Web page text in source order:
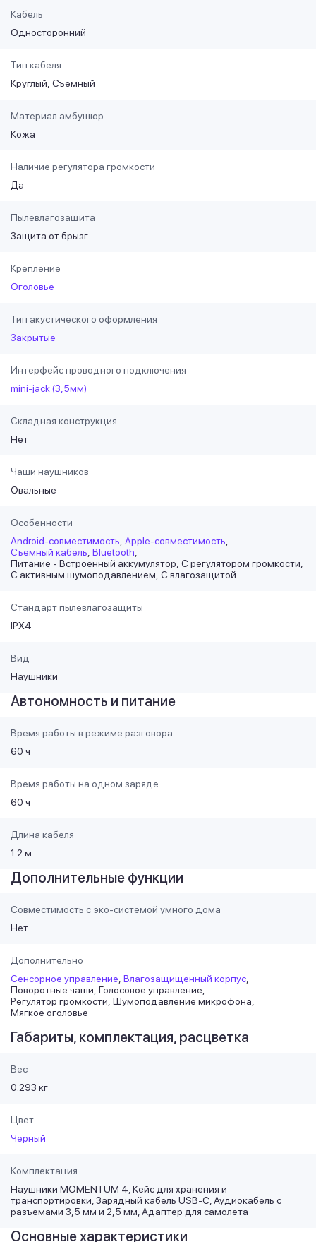
Кабель
Односторонний
Тип кабеля
Круглый Съемный
Материал амбушюр
Кожа
Наличие регулятора громкости
Да
Пылевлагозащита
Защита от брызг
Крепление
Оголовье
Тип акустического оформления
Закрытые
Интерфейс проводного подключения
mini-jack (3,5мм)
Складная конструкция
Нет
Чаши наушников
Овальные
Особенности
Android-совместимость Apple-совместимость
Съемный кабель Bluetooth
Питание - Встроенный аккумулятор С регулятором громкости
С активным шумоподавлением С влагозащитой
Стандарт пылевлагозащиты
IPX4
Вид
Наушники
Автономность и питание
Время работы в режиме разговора
60 ч
Время работы на одном заряде
60 ч
Длина кабеля
1.2 м
Дополнительные функции
Совместимость с эко-системой умного дома
Нет
Дополнительно
Сенсорное управление Влагозащищенный корпус
Поворотные чаши Голосовое управление
Регулятор громкости Шумоподавление микрофона
Мягкое оголовье
Габариты, комплектация, расцветка
Вес
0.293 кг
Цвет
Чёрный
Комплектация
Наушники MOMENTUM 4, Кейс для хранения и
транспортировки, Зарядный кабель USB-C, Аудиокабель с
разъемами 3,5 мм и 2,5 мм, Адаптер для самолета
Основные характеристики